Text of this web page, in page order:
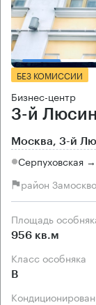
БЕЗ КОМИССИИ
Бизнес-центр
3-й
Москва, 3-й
Серпуховская
район
Площадь
956 кв.м
Класс особняка
B